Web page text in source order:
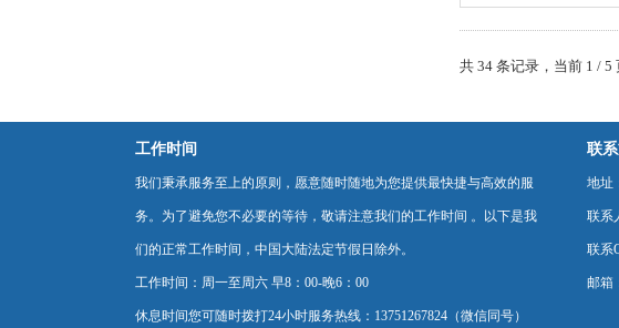
共 34 条记录，当前 1 /
工作时间
我们秉承服务至上的原则，愿意随时随地为您提供最快捷与高效的服
务。为了避免您不必要的等待，敬请注意我们的工作时间 。以下是我
们的正常工作时间，中国大陆法定节假日除外。
工作时间：周一至周六 早8：00-晚6：00
休息时间您可随时拨打24小时服务热线：13751267824（微信同号）
联
地址
联系
联系
邮箱